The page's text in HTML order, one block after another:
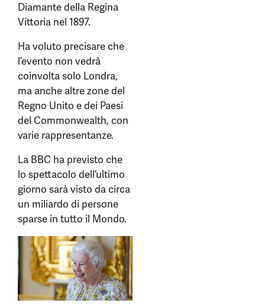
Diamante della Regina
Vittoria nel 1897.
Ha voluto precisare che
l’evento non vedrà
coinvolta solo Londra,
ma anche altre zone del
Regno Unito e dei Paesi
del Commonwealth, con
varie rappresentanze.
La BBC ha previsto che
lo spettacolo dell’ultimo
giorno sarà visto da circa
un miliardo di persone
sparse in tutto il Mondo.